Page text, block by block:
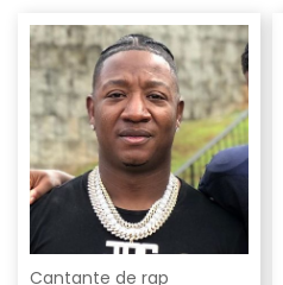
Cantante de rap